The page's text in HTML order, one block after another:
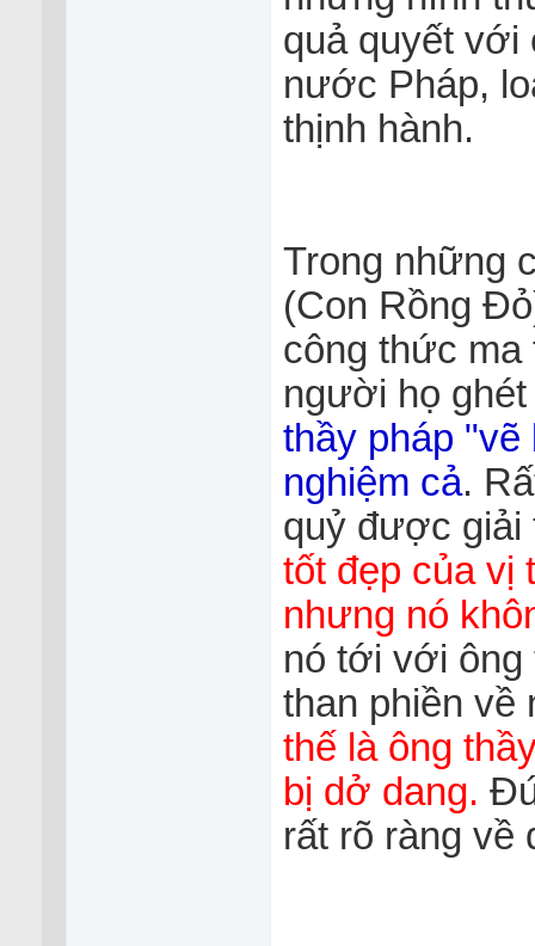
quả quyết với
nước Pháp,
thịnh hành.
Trong những
(Con Rồng
công thức
người họ
thầy pháp "vẽ
nghiệm cả.
quỷ được
tốt đẹp của vị
nhưng nó
nó tới với ông
than phiền về
thế là ông
bị dở dang.
rất rõ ràng về